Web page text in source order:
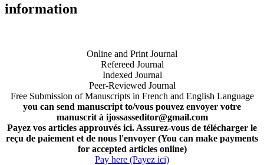
information
Online and Print Journal
Refereed Journal
Indexed Journal
Peer-Reviewed Journal
Free Submission of Manuscripts in French and English Language
you can send manuscript to/vous pouvez envoyer votre
manuscrit à ijossasseditor@gmail.com
Payez vos articles approuvés ici. Assurez-vous de télécharger le
reçu de paiement et de nous l'envoyer (You can make payments
for accepted articles online)
Pay here (Payez ici)